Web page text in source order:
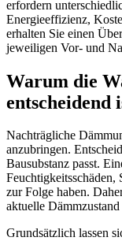
erfordern
Energieeffizienz,
erhalten Sie einen
jeweiligen Vor- und
Warum die
entscheidend
Nachträgliche
anzubringen.
Bausubstanz passt.
zur Folge haben.
aktuelle
Grundsätzlich lassen